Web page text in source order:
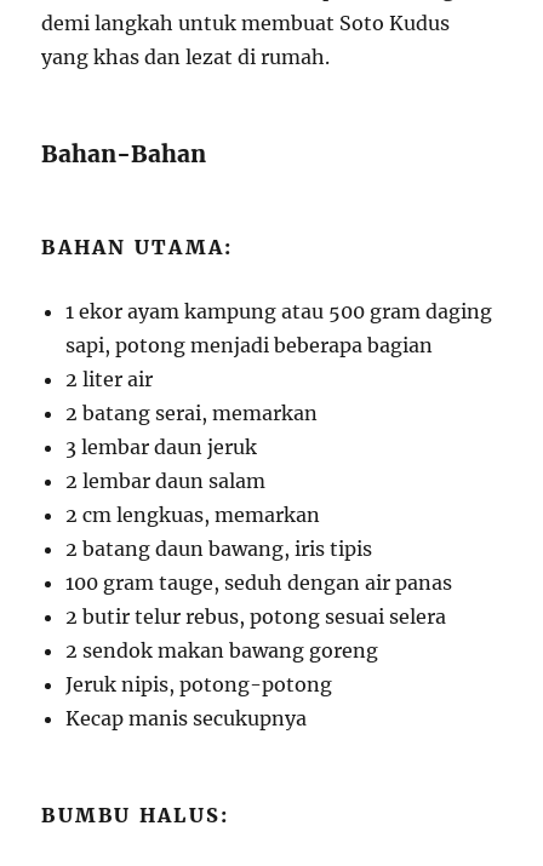
demi langkah untuk membuat Soto Kudus
yang khas dan lezat di rumah.
Bahan-Bahan
BAHAN UTAMA:
1 ekor ayam kampung atau 500 gram daging
sapi, potong menjadi beberapa bagian
2 liter air
2 batang serai, memarkan
3 lembar daun jeruk
2 lembar daun salam
2 cm lengkuas, memarkan
2 batang daun bawang, iris tipis
100 gram tauge, seduh dengan air panas
2 butir telur rebus, potong sesuai selera
2 sendok makan bawang goreng
Jeruk nipis, potong-potong
Kecap manis secukupnya
BUMBU HALUS: